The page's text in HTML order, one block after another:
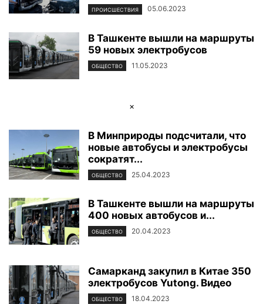
ПРОИСШЕСТВИЯ 05.06.2023
В Ташкенте вышли на маршруты
59 новых электробусов
ОБЩЕСТВО 11.05.2023
×
В Минприроды подсчитали, что
новые автобусы и электробусы
сократят...
ОБЩЕСТВО 25.04.2023
В Ташкенте вышли на маршруты
400 новых автобусов и...
ОБЩЕСТВО 20.04.2023
Самарканд закупил в Китае 350
электробусов Yutong. Видео
ОБЩЕСТВО 18.04.2023